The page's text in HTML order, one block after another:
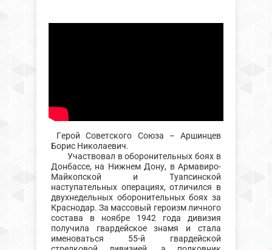
Герой Советского Союза – Аршинцев
Борис Николаевич.
Участвовал в оборонительных боях в
Донбассе, на Нижнем Дону, в Армавиро-
Майкопской и Туапсинской
наступательных операциях, отличился в
двухнедельных оборонительных боях за
Краснодар. За массовый героизм личного
состава в ноябре 1942 года дивизия
получила гвардейское знамя и стала
именоваться 55-й гвардейской